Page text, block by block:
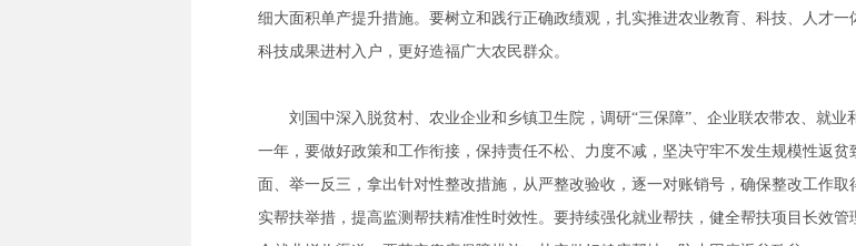
细大面积单产提升措施。要树立和践行正确政绩观，扎实推进农业教育、科技、人才
科技成果进村入户，更好造福广大农民群众。
刘国中深入脱贫村、农业企业和乡镇卫生院，调研“三保障”、企业联农带农、就
一年，要做好政策和工作衔接，保持责任不松、力度不减，坚决守牢不发生规模性返
面、举一反三，拿出针对性整改措施，从严整改验收，逐一对账销号，确保整改工作
实帮扶举措，提高监测帮扶精准性时效性。要持续强化就业帮扶，健全帮扶项目长效